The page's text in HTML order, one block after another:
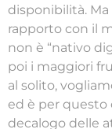
disponibilità.
rapporto con il
non è “nativo
poi i maggiori
al solito,
ed è per questo
decalogo delle